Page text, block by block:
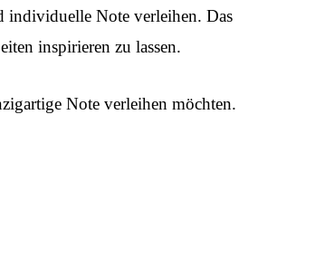
individuelle Note verleihen. Das
inspirieren zu lassen.
Note verleihen möchten.